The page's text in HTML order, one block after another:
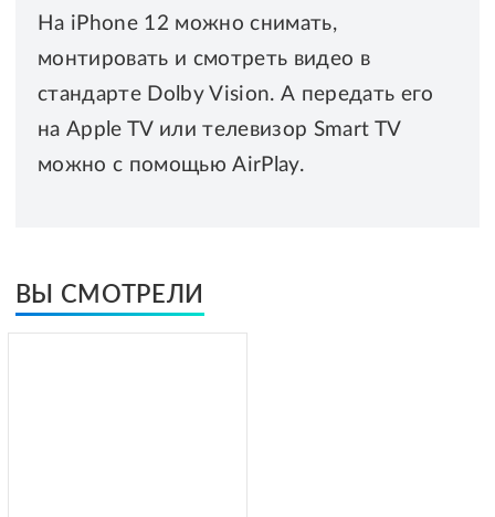
На iPhone 12 можно снимать,
монтировать и смотреть видео в
стандарте Dolby Vision. А передать его
на Apple TV или телевизор Smart TV
можно с помощью AirPlay.
ВЫ СМОТРЕЛИ